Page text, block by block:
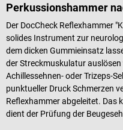
Perkussionshammer
Der DocCheck Reflexhammer
solides Instrument zur
dem dicken Gummieinsatz
der Streckmuskulatur
Achillessehnen- oder Trizeps-
punktueller Druck Schmerzen
Reflexhammer abgeleitet. Das
dient der Prüfung der